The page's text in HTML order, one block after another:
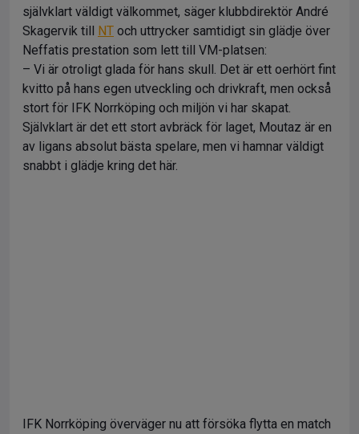
självklart väldigt välkommet, säger klubbdirektör André
Skagervik till NT och uttrycker samtidigt sin glädje över
Neffatis prestation som lett till VM-platsen:
– Vi är otroligt glada för hans skull. Det är ett oerhört fint
kvitto på hans egen utveckling och drivkraft, men också
stort för IFK Norrköping och miljön vi har skapat.
Självklart är det ett stort avbräck för laget, Moutaz är en
av ligans absolut bästa spelare, men vi hamnar väldigt
snabbt i glädje kring det här.
IFK Norrköping överväger nu att försöka flytta en match